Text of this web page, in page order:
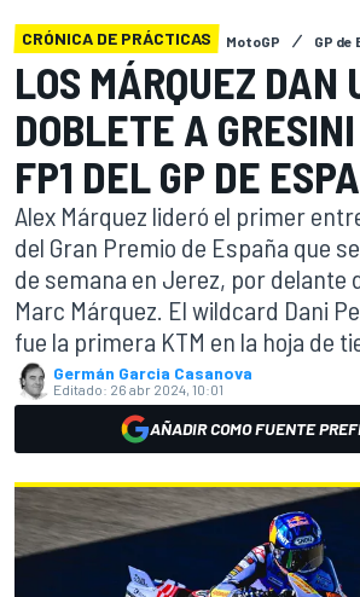
CRÓNICA DE PRÁCTICAS MotoGP GP de
LOS MÁRQUEZ DAN
DOBLETE A
FP1 DEL GP DE
Alex Márquez lideró el primer
del Gran Premio de España que
de semana en Jerez, por delante
Marc Márquez. El wildcard Dani
fue la primera KTM en la hoja de
Germán Garcia Casanova
Editado: 26 abr 2024, 10:01
AÑADIR COMO FUENTE